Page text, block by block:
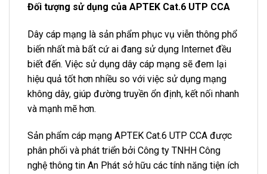
Đối tượng sử dụng của APTEK Cat.6 UTP CCA
Dây cáp mạng là sản phẩm phục vụ viễn thông phổ
biến nhất mà bất cứ ai đang sử dụng Internet đều
biết đến. Việc sử dụng dây cáp mạng sẽ đem lại
hiệu quả tốt hơn nhiều so với việc sử dụng mạng
không dây, giúp đường truyền ổn định, kết nối nhanh
và mạnh mẽ hơn.
Sản phẩm cáp mạng APTEK Cat.6 UTP CCA được
phân phối và phát triển bởi Công ty TNHH Công
nghệ thông tin An Phát sở hữu các tính năng tiện ích